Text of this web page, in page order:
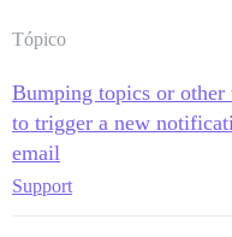
Tópico
Bumping topics or other
to trigger a new
email
Support